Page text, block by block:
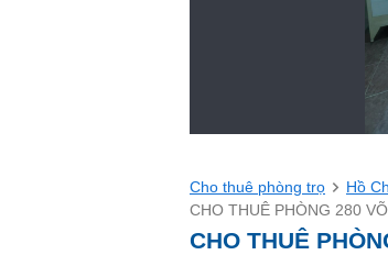
Cho thuê phòng trọ Hồ
CHO THUÊ PHÒNG 280
CHO THUÊ